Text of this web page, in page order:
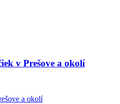
v Prešove a okolí
a okolí